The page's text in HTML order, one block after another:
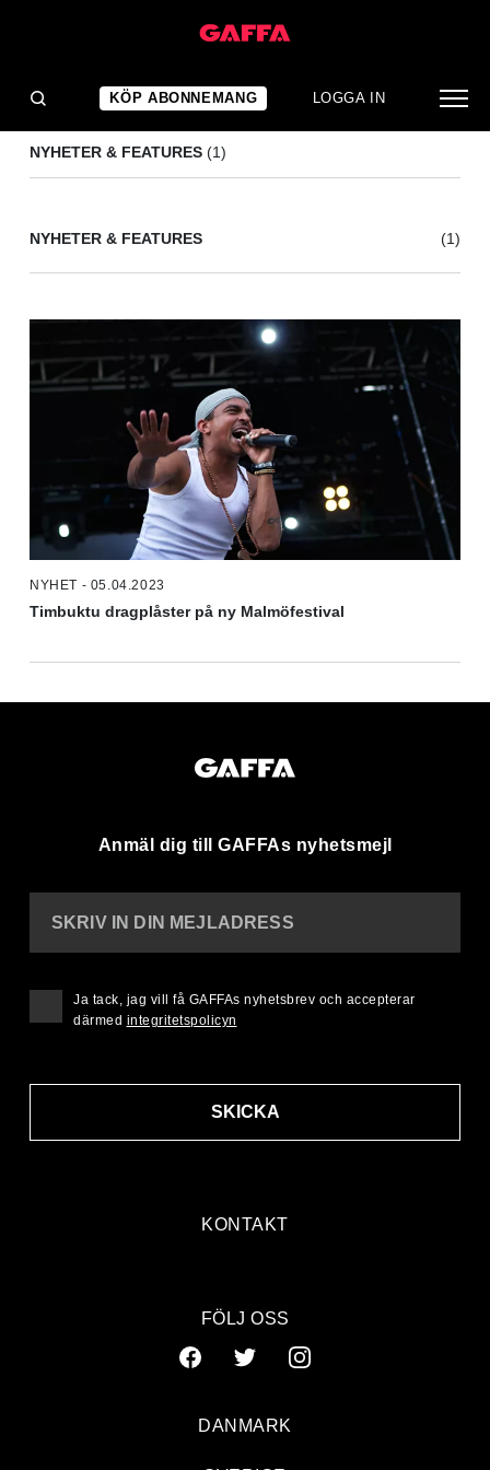
KÖP ABONNEMANG LOGGA IN
NYHETER & FEATURES (1)
NYHETER & FEATURES (1)
NYHET - 05.04.2023
Timbuktu dragplåster på ny Malmöfestival
Anmäl dig till GAFFAs nyhetsmejl
KONTAKT
SKRIV IN DIN MEJLADRESS
SKICKA
Ja tack, jag vill få GAFFAs nyhetsbrev och accepterar
därmed integritetspolicyn
FÖLJ OSS
DANMARK